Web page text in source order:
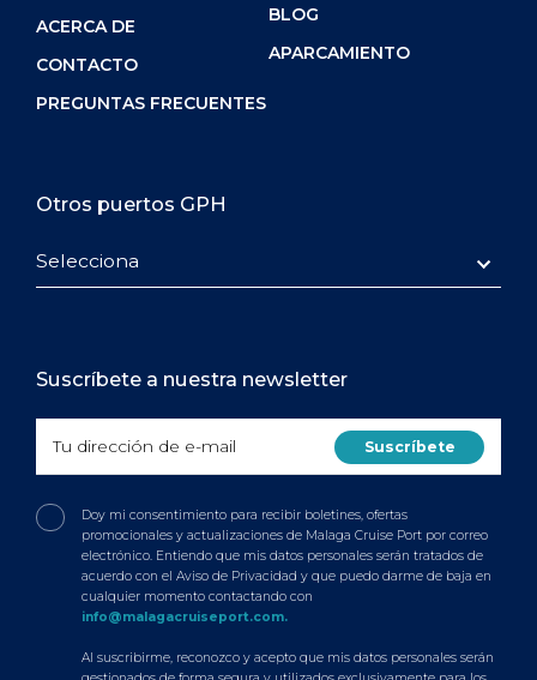
ACERCA DE
CONTACTO
PREGUNTAS FRECUENTES
BLOG
APARCAMIENTO
Otros puertos GPH
Selecciona
Suscríbete a nuestra newsletter
Doy mi consentimiento para recibir boletines, ofertas
promocionales y actualizaciones de Malaga Cruise Port por correo
electrónico. Entiendo que mis datos personales serán tratados de
acuerdo con el Aviso de Privacidad y que puedo darme de baja en
cualquier momento contactando con
info@malagacruiseport.com.
Al suscribirme, reconozco y acepto que mis datos personales serán